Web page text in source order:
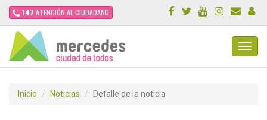
147 ATENCIÓN AL CIUDADANO
Inicio Noticias Detalle de la noticia